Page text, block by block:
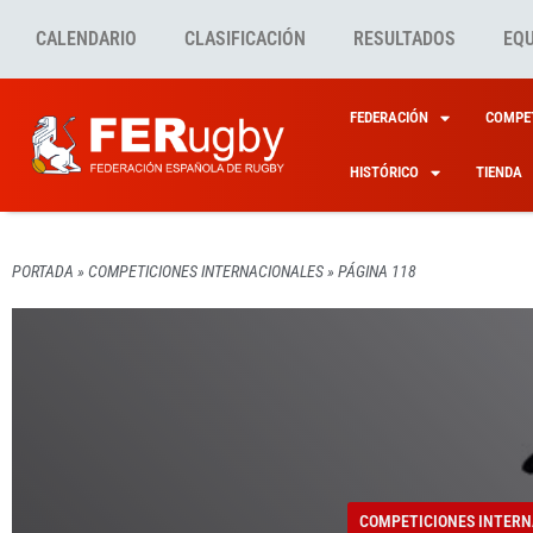
CALENDARIO CLASIFICACIÓN RESULTADOS
FEDERACIÓN
HISTÓRICO TIENDA
PORTADA » COMPETICIONES INTERNACIONALES» PÁGINA 118
A LA
COMPETICIONES